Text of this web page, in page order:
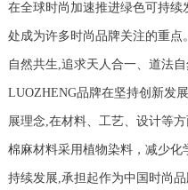
在全球时尚加速推进绿色可持
处成为许多时尚品牌关注的重
自然共生,追求天人合一、道法自
LUOZHENG品牌在坚持创新发
展理念,在材料、工艺、设计等
棉麻材料采用植物染料，减少
持续发展,承担起作为中国时尚